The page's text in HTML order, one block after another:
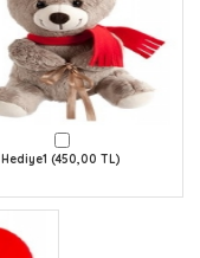
Hediye1 (450,00 TL)